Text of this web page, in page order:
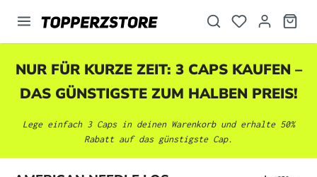
springen
NUR FÜR KURZE ZEIT: 3 CAPS KAUFEN –
DAS GÜNSTIGSTE ZUM HALBEN PREIS!
Lege einfach 3 Caps in deinen Warenkorb und erhalte 50%
Rabatt auf das günstigste Cap.